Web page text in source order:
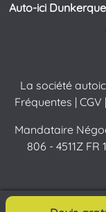
Auto-ici
La société
Fréquentes | CGV |
Mandataire
806 - 4511Z